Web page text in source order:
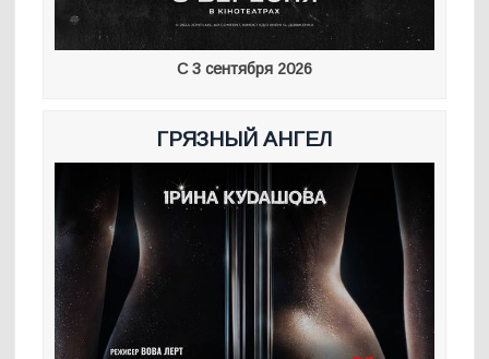
С 3 сентября 2026
ГРЯЗНЫЙ АНГЕЛ